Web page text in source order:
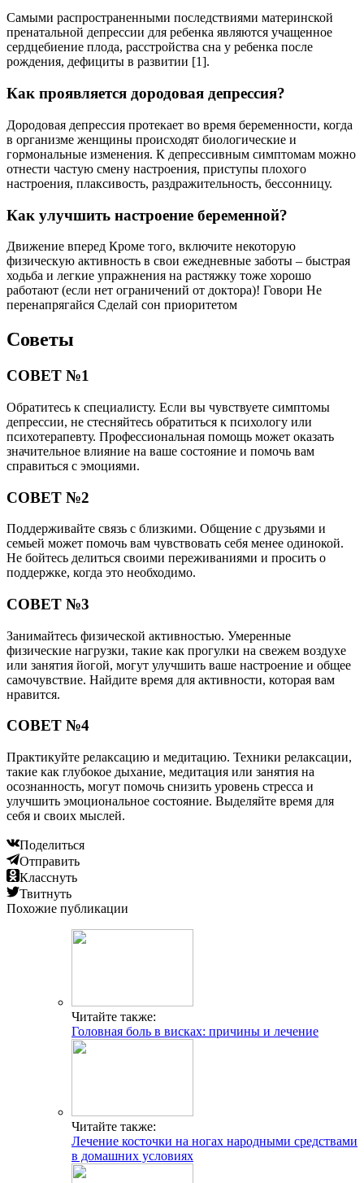
Самыми распространенными последствиями материнской
пренатальной депрессии для ребенка являются учащенное
сердцебиение плода, расстройства сна у ребенка после
рождения, дефициты в развитии [1].
Как проявляется дородовая депрессия?
Дородовая депрессия протекает во время беременности, когда
в организме женщины происходят биологические и
гормональные изменения. К депрессивным симптомам можно
отнести частую смену настроения, приступы плохого
настроения, плаксивость, раздражительность, бессонницу.
Как улучшить настроение беременной?
Движение вперед Кроме того, включите некоторую
физическую активность в свои ежедневные заботы – быстрая
ходьба и легкие упражнения на растяжку тоже хорошо
работают (если нет ограничений от доктора)! Говори Не
перенапрягайся Сделай сон приоритетом
Советы
СОВЕТ №1
Обратитесь к специалисту. Если вы чувствуете симптомы
депрессии, не стесняйтесь обратиться к психологу или
психотерапевту. Профессиональная помощь может оказать
значительное влияние на ваше состояние и помочь вам
справиться с эмоциями.
СОВЕТ №2
Поддерживайте связь с близкими. Общение с друзьями и
семьей может помочь вам чувствовать себя менее одинокой.
Не бойтесь делиться своими переживаниями и просить о
поддержке, когда это необходимо.
СОВЕТ №3
Занимайтесь физической активностью. Умеренные
физические нагрузки, такие как прогулки на свежем воздухе
или занятия йогой, могут улучшить ваше настроение и общее
самочувствие. Найдите время для активности, которая вам
нравится.
СОВЕТ №4
Практикуйте релаксацию и медитацию. Техники релаксации,
такие как глубокое дыхание, медитация или занятия на
осознанность, могут помочь снизить уровень стресса и
улучшить эмоциональное состояние. Выделяйте время для
себя и своих мыслей.
Поделиться
Отправить
Класснуть
Твитнуть
Похожие публикации
Читайте также:
Головная боль в висках: причины и лечение
Читайте также:
Лечение косточки на ногах народными средствами
в домашних условиях